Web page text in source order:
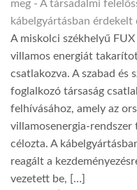
meg - A társadalmi
kábelgyártásban érdekelt
A miskolci székhelyű
villamos energiát
csatlakozva. A szabad és
foglalkozó társaság
felhívásához, amely az
villamosenergia-rendszer
célozta. A
reagált a
vezetett be, […]